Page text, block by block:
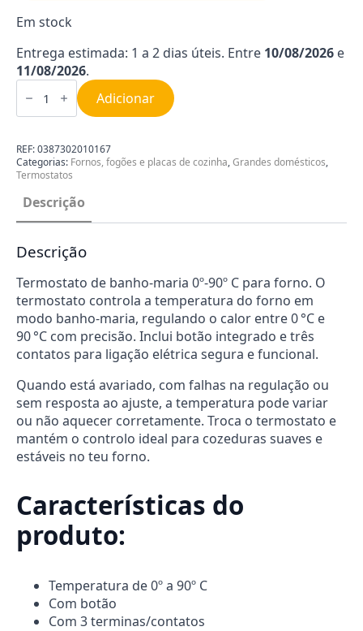
Em stock
Entrega estimada: 1 a 2 dias úteis. Entre 10/08/2026 e
11/08/2026.
Quantidade
de
Termostato
de
maria
0º-90º
C
para
Forno
Adicionar
REF:0387302010167
Categorias: Fornos, fogões e placas de cozinha,Grandes domésticos,
Termostatos
Descrição
Descrição
Termostato de banho-maria 0º-90º C para forno. O
termostato controla a temperatura do forno em
modo banho-maria, regulando o calor entre 0 °C e
90 °C com precisão. Inclui botão integrado e três
contatos para ligação elétrica segura e funcional.
Quando está avariado, com falhas na regulação ou
sem resposta ao ajuste, a temperatura pode variar
ou não aquecer corretamente. Troca o termostato e
mantém o controlo ideal para cozeduras suaves e
estáveis no teu forno.
Características do
produto:
Temperatura de 0º a 90º C
Com botão
Com 3 terminas/contatos